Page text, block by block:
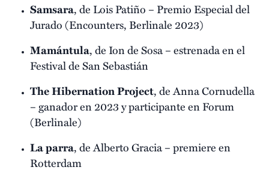
Samsara, de Lois Patiño – Premio Especial del
Jurado (Encounters, Berlinale 2023)
Mamántula, de Ion de Sosa – estrenada en el
Festival de San Sebastián
The Hibernation Project, de Anna Cornudella
– ganador en 2023 y participante en Forum
(Berlinale)
La parra, de Alberto Gracia – premiere en
Rotterdam